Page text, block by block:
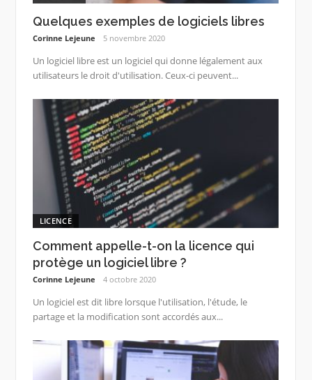
Quelques exemples de logiciels libres
Corinne Lejeune 5 novembre 2020
Un logiciel libre est un logiciel qui donne légalement aux
utilisateurs le droit d'utilisation. Ceux-ci peuvent...
LICENCE
Comment appelle-t-on la licence qui
protège un logiciel libre ?
Corinne Lejeune 4 octobre 2020
Un logiciel est dit libre lorsque l'utilisation, l'étude, le
partage et la modification sont accordés aux...